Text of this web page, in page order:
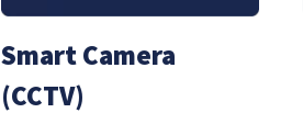
Smart Camera
(CCTV)